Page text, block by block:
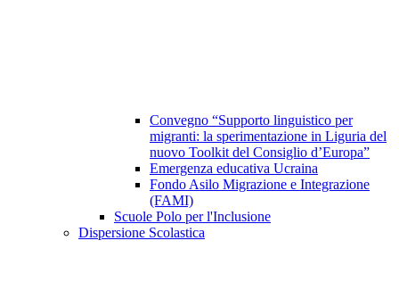
Convegno “Supporto linguistico per
migranti: la sperimentazione in Liguria del
nuovo Toolkit del Consiglio d’Europa”
Emergenza educativa Ucraina
Fondo Asilo Migrazione e Integrazione
(FAMI)
Scuole Polo per l'Inclusione
Dispersione Scolastica